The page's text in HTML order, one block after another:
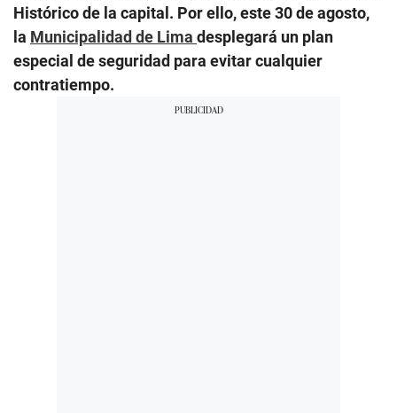
Histórico de la capital. Por ello, este 30 de agosto,
la Municipalidad de Lima desplegará un plan
especial de seguridad para evitar cualquier
contratiempo.